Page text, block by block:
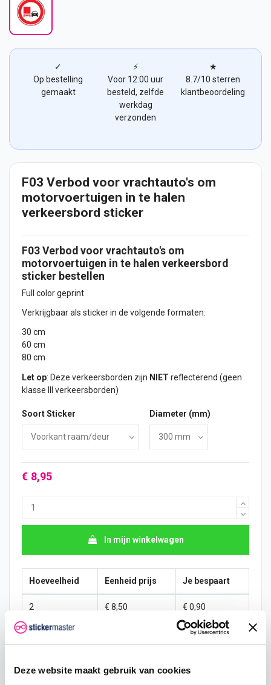
Deze website maakt gebruik van cookies
✓
Op bestelling
gemaakt
⚡
Voor 12:00 uur
besteld, zelfde
werkdag
verzonden
★
8.7/10 sterren
klantbeoordeling
F03 Verbod voor vrachtauto's om
motorvoertuigen in te halen
verkeersbord sticker
F03 Verbod voor vrachtauto's om
motorvoertuigen in te halen verkeersbord
sticker bestellen
Full color geprint
Verkrijgbaar als sticker in de volgende formaten:
30 cm
60 cm
80 cm
Let op: Deze verkeersborden zijn NIET reflecterend (geen
klasse III verkeersborden)
Soort Sticker Diameter (mm)
€ 8,95
In mijn winkelwagen
Hoeveelheid Eenheid prijs Je bespaart
2 € 8,50 € 0,90
5 € 3,36